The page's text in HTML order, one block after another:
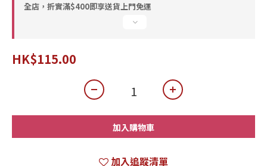
全店，折實滿$400即享送貨上門免運
HK$115.00
加入購物車
加入追蹤清單